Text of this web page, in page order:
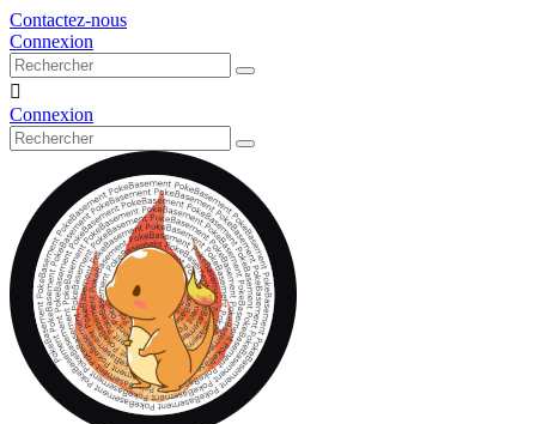
Contactez-nous
Connexion

Connexion